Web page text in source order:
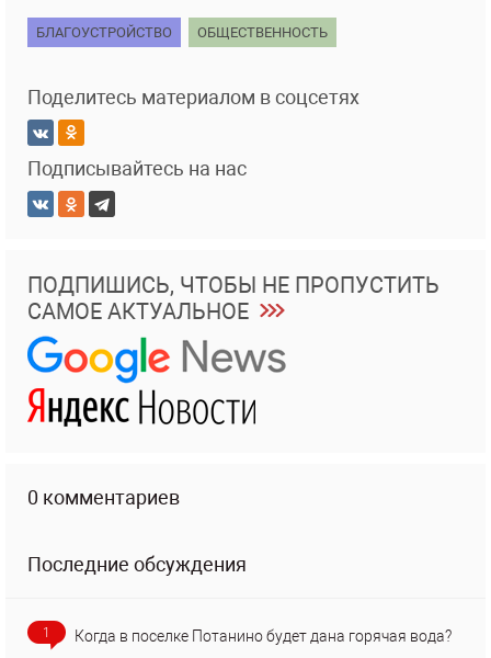
БЛАГОУСТРОЙСТВО ОБЩЕСТВЕННОСТЬ
Поделитесь материалом в соцсетях
Подписывайтесь на нас
ПОДПИШИСЬ, ЧТОБЫ НЕ ПРОПУСТИТЬ
САМОЕ АКТУАЛЬНОЕ
0 комментариев
Последние обсуждения
1 Когда в поселке Потанино будет дана горячая вода?